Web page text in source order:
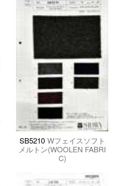
SB5210 Wフェイスソフト
メルトン(WOOLEN FABRI
C)